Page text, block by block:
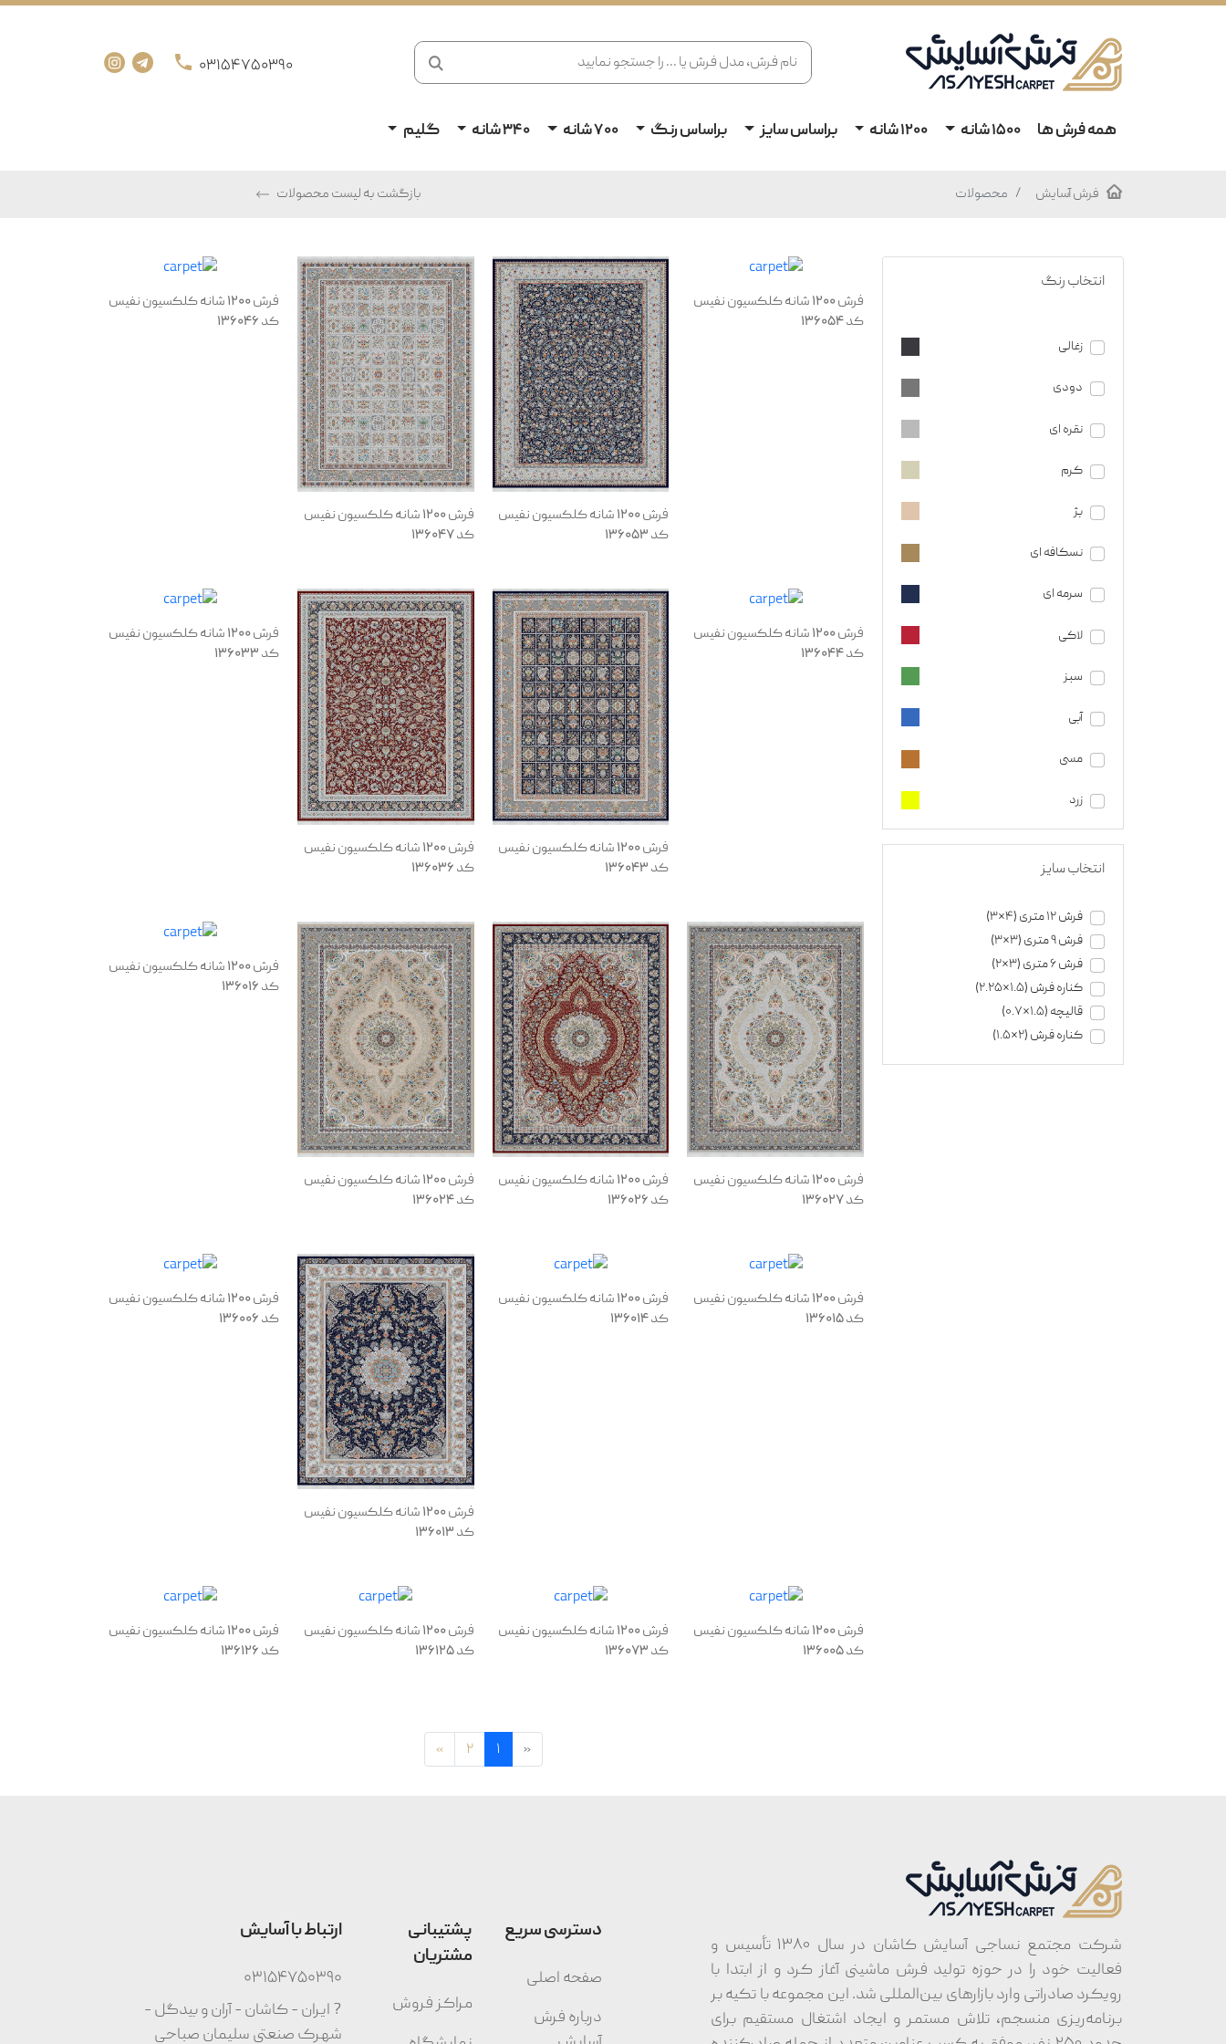
03154750390
همه فرش ها 1500 شانه 1200 شانه براساس سایز براساس رنگ 700 شانه 340 شانه گلیم
فرش آسایش محصولات بازگشت به لیست محصولات
انتخاب رنگ
زغالی
دودی
نقره ای
کرم
بژ
نسکافه ای
سرمه ای
لاکی
سبز
آبی
مسی
زرد
انتخاب سایز
فرش 12 متری (4*3)
فرش 9 متری (3*3)
فرش 6 متری (3*2)
کناره فرش (1.5*2.25)
قالیچه (1.5*0.7)
کناره فرش (2*1.5)
فرش 1200 شانه کلکسیون نفیس
کد 136054
فرش 1200 شانه کلکسیون نفیس
کد 136053
فرش 1200 شانه کلکسیون نفیس
کد 136047
فرش 1200 شانه کلکسیون نفیس
کد 136046
فرش 1200 شانه کلکسیون نفیس
کد 136044
فرش 1200 شانه کلکسیون نفیس
کد 136043
فرش 1200 شانه کلکسیون نفیس
کد 136036
فرش 1200 شانه کلکسیون نفیس
کد 136033
فرش 1200 شانه کلکسیون نفیس
کد 136027
فرش 1200 شانه کلکسیون نفیس
کد 136026
فرش 1200 شانه کلکسیون نفیس
کد 136024
فرش 1200 شانه کلکسیون نفیس
کد 136016
فرش 1200 شانه کلکسیون نفیس
کد 136015
فرش 1200 شانه کلکسیون نفیس
کد 136014
فرش 1200 شانه کلکسیون نفیس
کد 136013
فرش 1200 شانه کلکسیون نفیس
کد 136006
فرش 1200 شانه کلکسیون نفیس
کد 136005
فرش 1200 شانه کلکسیون نفیس
کد 136073
فرش 1200 شانه کلکسیون نفیس
کد 136125
فرش 1200 شانه کلکسیون نفیس
کد 136126
«
1
2
»
شرکت مجتمع نساجی آسایش کاشان در سال ۱۳۸۰ تأسیس و
فعالیت خود را در حوزه تولید فرش ماشینی آغاز کرد و از ابتدا با
رویکرد صادراتی وارد بازارهای بین‌المللی شد. این مجموعه با تکیه بر
برنامه‌ریزی منسجم، تلاش مستمر و ایجاد اشتغال مستقیم برای
دسترسی سریع
صفحه اصلی
درباره فرش
پشتیبانی
مشتریان
مراکز فروش
ارتباط با آسایش
03154750390
? ایران - کاشان - آران و بیدگل -
شهرک صنعتی سلیمان صباحی